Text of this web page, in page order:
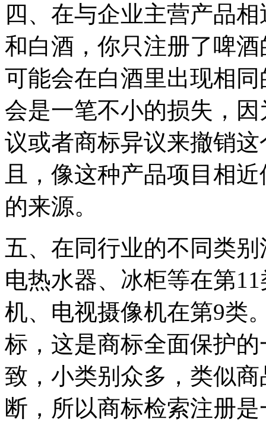
四、在与企业主营产品
和白酒，你只注册了啤
可能会在白酒里出现相
会是一笔不小的损失，
议或者商标异议来撤销
且，像这种产品项目相
的来源。
五、在同行业的不同类
电热水器、冰柜等在第
机、电视摄像机在第9类
标，这是商标全面保护
致，小类别众多，类似
断，所以商标检索注册